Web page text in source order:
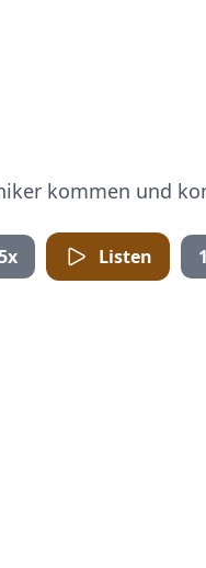
kommen und
Listen